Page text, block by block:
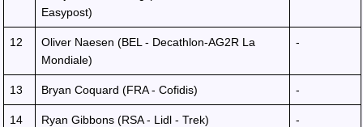
Easypost)
12
Oliver Naesen (BEL - Decathlon-AG2R La
Mondiale)
-
13 Bryan Coquard (FRA - Cofidis) -
14 Ryan Gibbons (RSA - Lidl - Trek) -